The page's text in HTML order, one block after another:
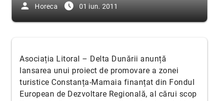
person Horeca access_time_filled 01 iun. 2011
Asociația Litoral – Delta Dunării anunță
lansarea unui proiect de promovare a zonei
turistice Constanța-Mamaia finanțat din Fondul
European de Dezvoltare Regională, al cărui scop